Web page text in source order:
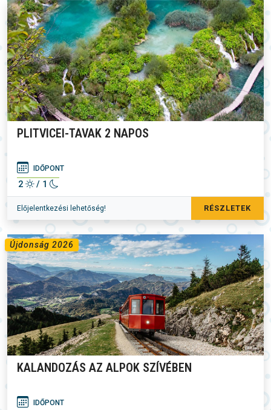
PLITVICEI-TAVAK 2 NAPOS
IDŐPONT
2 / 1
Előjelentkezési lehetőség! RÉSZLETEK
Újdonság 2026
KALANDOZÁS AZ ALPOK SZÍVÉBEN
IDŐPONT